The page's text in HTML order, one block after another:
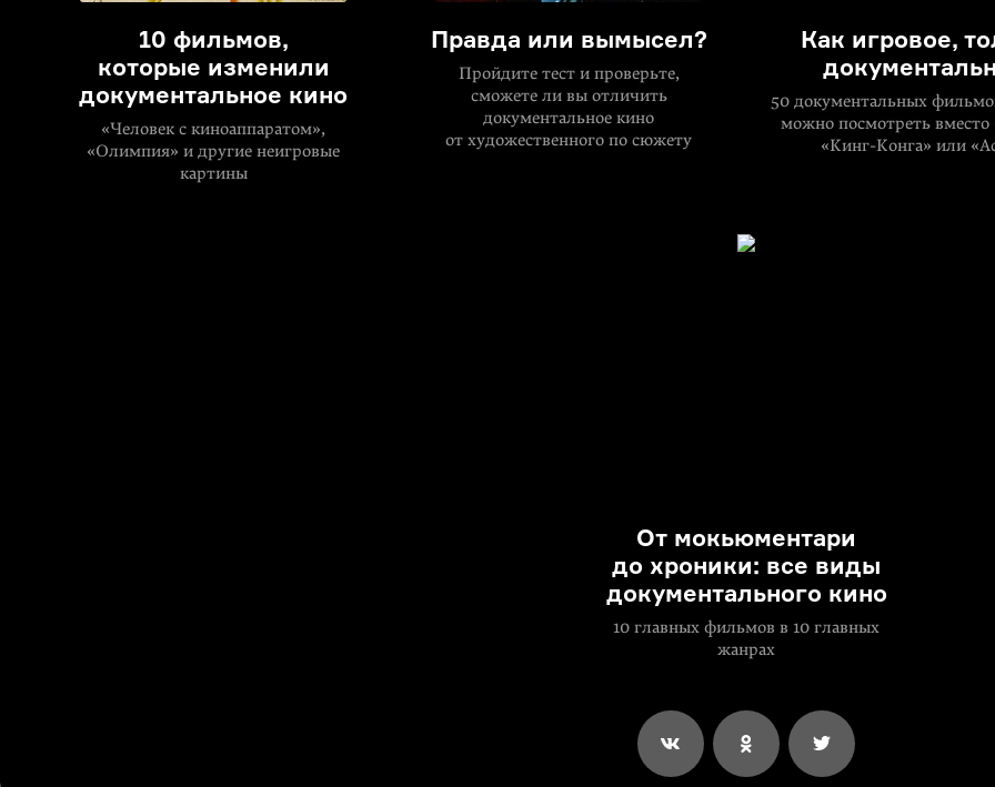
10 фильмов,
которые изменили
документальное кино
«Человек с киноаппаратом»,
«Олимпия» и другие неигровые
картины
Правда или вымысел?
Пройдите тест и проверьте,
сможете ли вы отличить
документальное кино
от художественного по сюжету
Как игровое,
50 документальных
можно посмотреть
«Кинг-Конга» или
От мокьюментари
до хроники: все виды
документального кино
10 главных фильмов в 10 главных
жанрах